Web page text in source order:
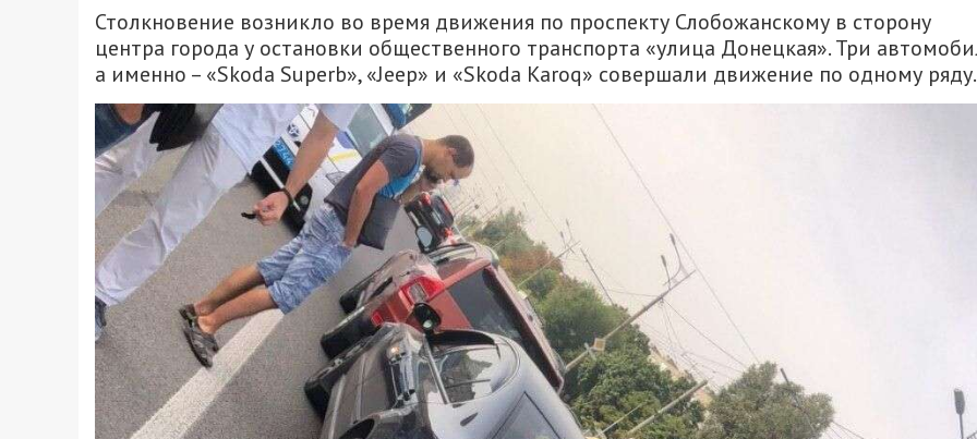
Столкновение возникло во время движения по проспекту Слобожанскому в сторону
центра города у остановки общественного транспорта «улица Донецкая». Три
а именно – «Skoda Superb», «Jeep» и «Skoda Karoq» совершали движение по одному ряду.